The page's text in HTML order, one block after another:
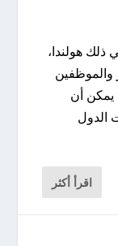
ذلك هولندا،
يمكن أن
وقالت الدول
اقرأ أكثر